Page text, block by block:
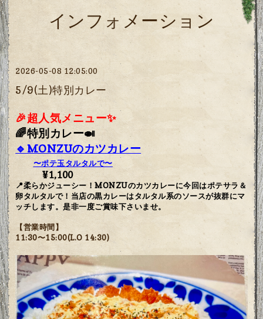
インフォメーション
2026-05-08 12:05:00
5/9(土)特別カレー
🎉超人気メニュー✨
🌈特別カレー🍛
🔹MONZUのカツカレー
〜ポテ玉タルタルで〜
¥1,100
📍柔らかジューシー！MONZUのカツカレーに今回はポテサラ＆
卵タルタルで！当店の黒カレーはタルタル系のソースが抜群にマ
ッチします。是非一度ご賞味下さいませ。
【営業時間】
11:30〜15:00(L.O 14:30)